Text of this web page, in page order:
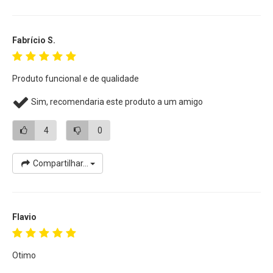
Entre outras Câmeras Mirrorless e Cinema
Sony compatíveis com a Bateria Sony
Fabrício S.
Produto funcional e de qualidade
Sim, recomendaria este produto a um amigo
4 0
Compartilhar...
Flavio
Otimo